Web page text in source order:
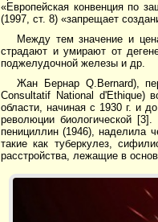
«Европейская конвенция по
(1997, ст. 8) «запрещает
Между тем значение и
страдают и умирают от
поджелудочной железы и др.
Жан Бернар Q.Bernard),
Consultatif National d'Ethique)
области, начиная с 1930 г. и
революции биологической
пенициллин (1946), наделила
такие как туберкулез,
расстройства, лежащие в